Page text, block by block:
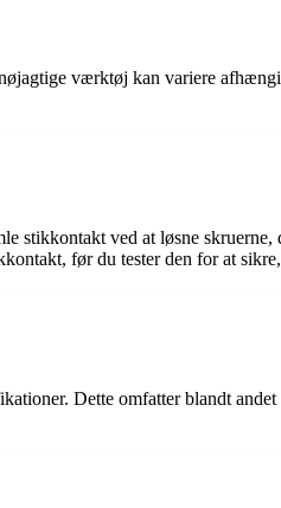
værktøj kan variere
stikkontakt ved at løsne skruerne,
før du tester den for at
Dette omfatter blandt